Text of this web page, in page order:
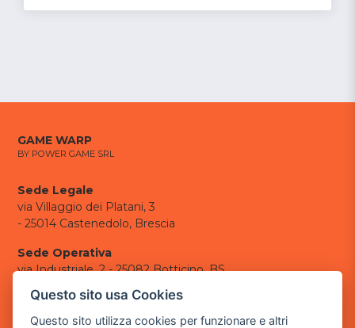
GAME WARP
BY POWER GAME SRL
Sede Legale
via Villaggio dei Platani, 3
- 25014 Castenedolo, Brescia
Sede Operativa
via Industriale, 2 - 25082 Botticino, BS
Partita iva 03308130982
Cod. SDI: USAL8PV
Questo sito usa Cookies
Questo sito utilizza cookies per funzionare e altri